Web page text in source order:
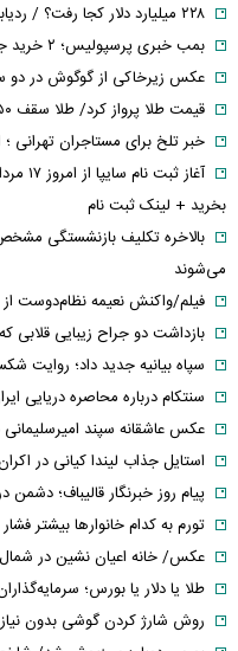
۲۲۸ میلیارد دلار کجا رفت؟ / ردیابی دلارهایی که به اقتصاد ایران برنگشتند
بمب خبری پرسپولیس؛ ۲ خرید جدید همین امروز رونمایی می‌شوند!
عکس زیرخاکی از گوگوش در دو
قیمت طلا پرواز کرد/ طلا سقف ۴۳۵۰ دلار را شکست
خبر تلخ برای مستاجران تهرانی ؛ اجاره خانه
بخرید + لینک ثبت نام
بالاخره تکلیف بازنشستگی
می‌شوند
فیلم/واکنش نعیمه نظام‌دوست
بازداشت دو جراح زیبایی
سپاه بیانیه جدید داد؛ روایت
سنتکام درباره محاصره دریایی
عکس عاشقانه سپند
استایل جذاب لیندا کیانی در
پیام روز خبرنگار قالیباف؛
تورم به کدام خانوارها بیشتر فشار می‌آورد؟
عکس/ خانه اعیان نشین در شمال
طلا یا دلار یا بورس؛
روش شارژ کردن گوشی بدون نیاز